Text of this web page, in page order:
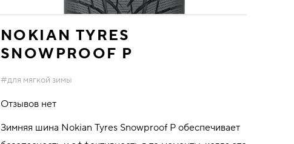
NOKIAN TYRES
SNOWPROOF P
#для мягкой зимы
Отзывов нет
Зимняя шина Nokian Tyres Snowproof P обеспечивает